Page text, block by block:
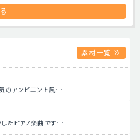
素材一覧
のアンビエント風…
したピアノ楽曲です…